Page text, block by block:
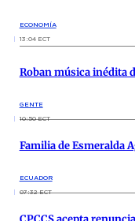
ECONOMÍA
13:04 ECT
Roban música inédita
GENTE
10:50 ECT
Familia de Esmeralda
ECUADOR
07:32 ECT